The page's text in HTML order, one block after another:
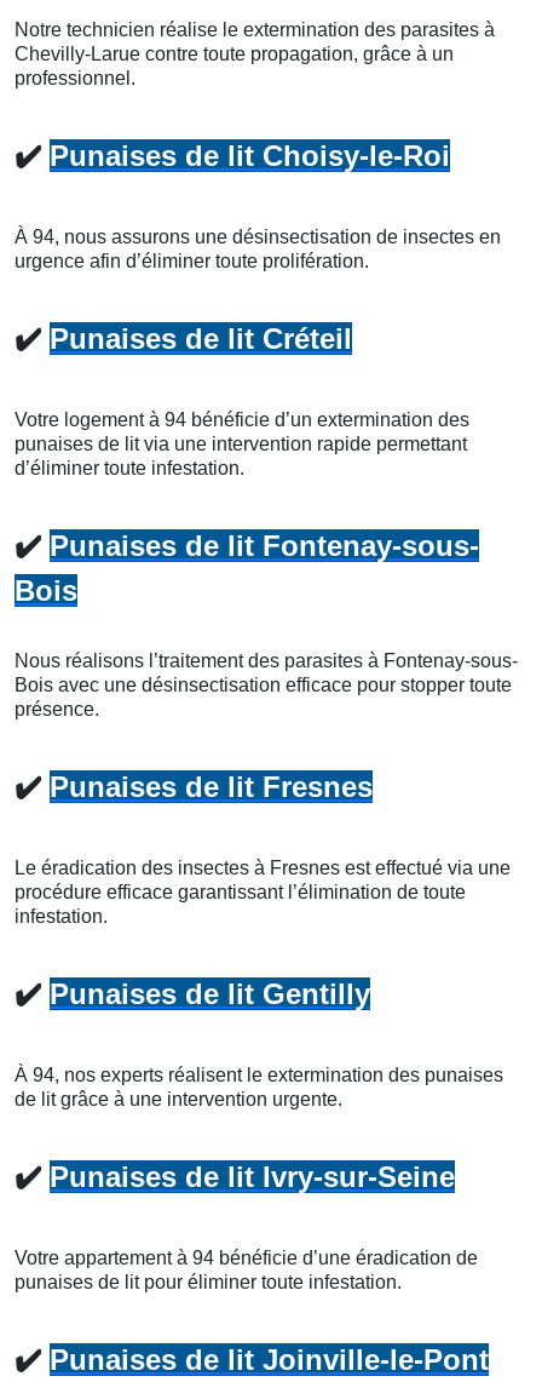
Notre technicien réalise le extermination des parasites à
Chevilly-Larue contre toute propagation, grâce à un
professionnel.
✔️ Punaises de lit Choisy-le-Roi
À 94, nous assurons une désinsectisation de insectes en
urgence afin d’éliminer toute prolifération.
✔️ Punaises de lit Créteil
Votre logement à 94 bénéficie d’un extermination des
punaises de lit via une intervention rapide permettant
d’éliminer toute infestation.
✔️ Punaises de lit Fontenay-sous-
Bois
Nous réalisons l’traitement des parasites à Fontenay-sous-
Bois avec une désinsectisation efficace pour stopper toute
présence.
✔️ Punaises de lit Fresnes
Le éradication des insectes à Fresnes est effectué via une
procédure efficace garantissant l’élimination de toute
infestation.
✔️ Punaises de lit Gentilly
À 94, nos experts réalisent le extermination des punaises
de lit grâce à une intervention urgente.
✔️ Punaises de lit Ivry-sur-Seine
Votre appartement à 94 bénéficie d’une éradication de
punaises de lit pour éliminer toute infestation.
✔️ Punaises de lit Joinville-le-Pont